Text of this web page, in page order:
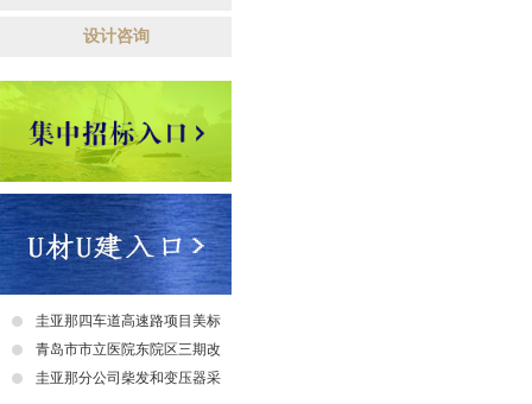
设计咨询
圭亚那四车道高速路项目美标
钢筋（传力杆）采购招标中标
公示
青岛市市立医院东院区三期改
扩建项目电梯采购及安装招标
圭亚那分公司柴发和变压器采